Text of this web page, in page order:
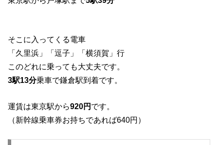
そこに入ってくる電車
「久里浜」「逗子」「横須賀」行
このどれに乗っても大丈夫です。
3駅13分乗車で鎌倉駅到着です。
運賃は東京駅から920円 です。
（新幹線乗車券お持ちであれば640円）